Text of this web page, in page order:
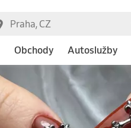
Obchody Autoslužby